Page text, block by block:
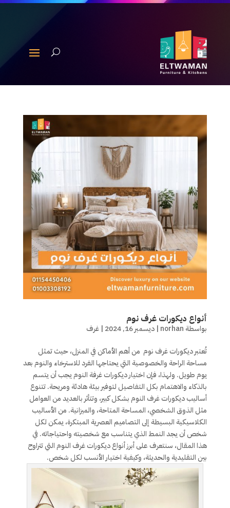
أنواع ديكورات غرف نوم
بواسطة norhan
| ديسمبر 16, 2024 | غرف
تُعتبر ديكورات غرف نوم من أهم الأماكن في المنزل، حيث تمثل
مساحة الراحة والخصوصية التي يحتاجها الفرد للاسترخاء والنوم بعد
يوم طويل. ولهذا، فإن اختيار ديكورات غرفة النوم يجب أن يتسم
بالذكاء والاهتمام بكل التفاصيل لتوفير بيئة هادئة ومريحة. تتنوع
أساليب ديكورات غرف النوم بشكل كبير، وتتأثر بالعديد من العوامل
مثل الذوق الشخصي، المساحة المتاحة، والميزانية. من الأساليب
الكلاسيكية البسيطة إلى التصاميم العصرية المبتكرة، يمكن لكل
شخص أن يجد النمط الذي يتناسب مع شخصيته واحتياجاته. في
هذا المقال، سنتعرف على أبرز أنواع ديكورات غرف النوم التي تتراوح
بين التقليدية والحديثة، وكيفية اختيار الأنسب لكل شخص.